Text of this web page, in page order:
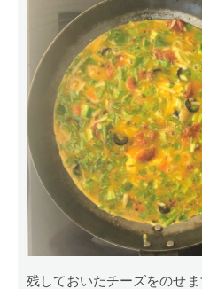
残しておいたチーズをのせ